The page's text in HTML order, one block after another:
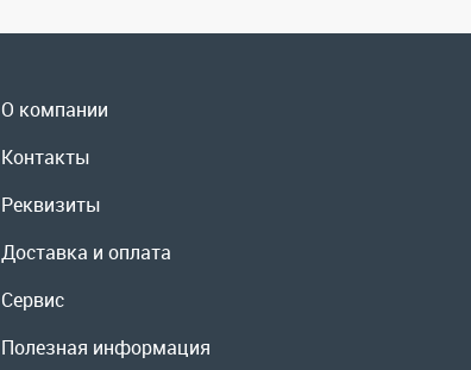
О компании
Полезная информация